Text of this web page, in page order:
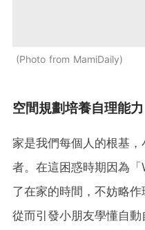
Photo from MamiDaily
空間規劃培養自理能力
家是我們每個人的根基
者。在這困惑時期因為
了在家的時間，不妨略作
從而引發小朋友學懂自